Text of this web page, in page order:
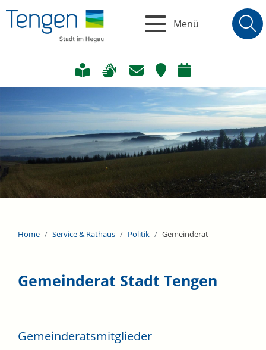
Menü
Home Service & Rathaus Politik Gemeinderat
Gemeinderat Stadt Tengen
Gemeinderatsmitglieder